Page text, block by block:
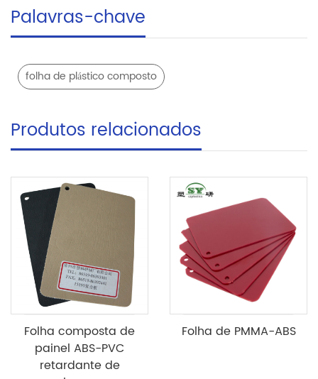
Palavras-chave
folha de plástico composto
Produtos relacionados
Folha composta de
painel ABS-PVC
retardante de
Folha de PMMA-ABS